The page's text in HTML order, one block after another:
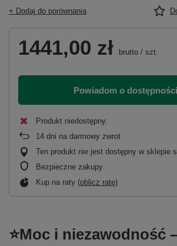
+ Dodaj do porównania
1441,00 zł brutto / szt.
Powiadom o dostępności
Produkt niedostępny
14 dni na darmowy zwrot
Ten produkt nie jest dostępny w sklepie
Bezpieczne zakupy
Kup na raty (oblicz ratę)
⭐Moc i niezawodność